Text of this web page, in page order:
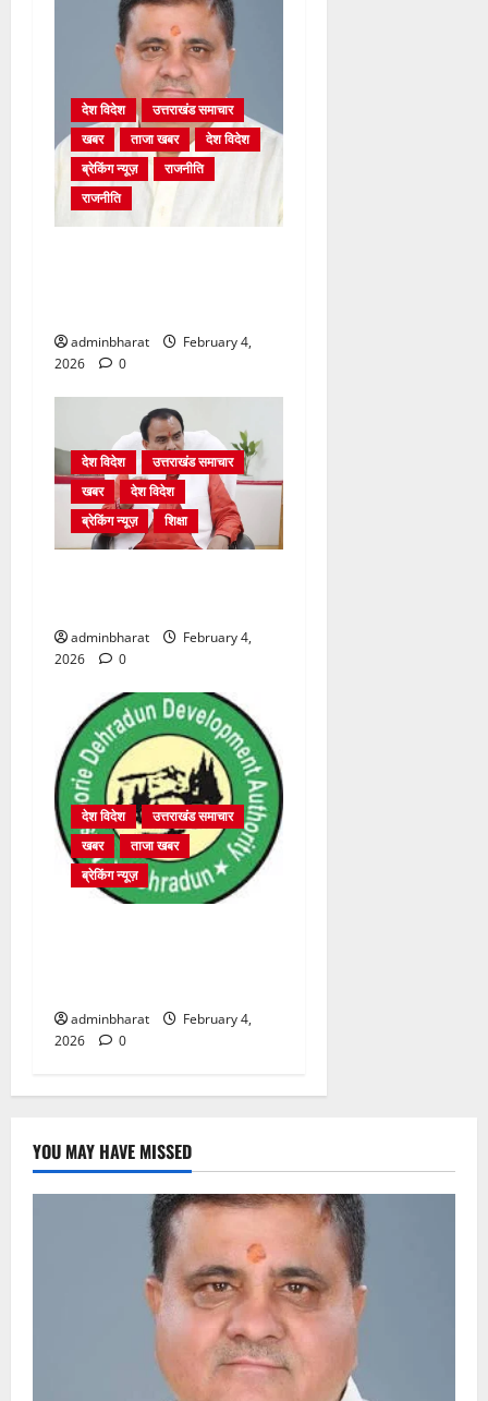
देश विदेश
उत्तराखंड समाचार
खबर
ताजा खबर
देश विदेश
ब्रेकिंग न्यूज़
राजनीति
राजनीति
adminbharat
February 4,
2026
0
देश विदेश
उत्तराखंड समाचार
खबर
देश विदेश
ब्रेकिंग न्यूज़
शिक्षा
adminbharat
February 4,
2026
0
देश विदेश
उत्तराखंड समाचार
खबर
ताजा खबर
ब्रेकिंग न्यूज़
adminbharat
February 4,
2026
0
YOU MAY HAVE MISSED